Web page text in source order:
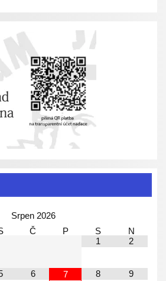
Srpen 2026
Č P S
N
1
2
6 7 8 9